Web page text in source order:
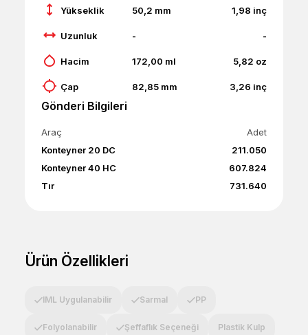
Yükseklik 50,2 mm 1,98 inç
Uzunluk - -
Hacim 172,00 ml 5,82 oz
Çap 82,85 mm 3,26 inç
Gönderi Bilgileri
Araç
Adet
Konteyner 20 DC
211.050
Konteyner 40 HC
607.824
Tır
731.640
Ürün Özellikleri
IML Uygulanabilir Sarmal PP
Folyolanabilir Şeffaflık Seçeneği Plastik Kulp